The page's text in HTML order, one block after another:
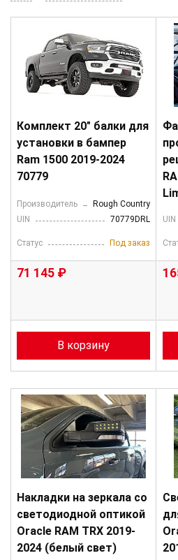
Комплект 20" балки для
установки в бампер
Ram 1500 2019-2024
70779
Производитель
Rough Country
UIN
70779DRL
Статус Под заказ
71 145 ₽
В корзину
UIN
Накладки на зеркала со
светодиодной оптикой
Oracle RAM TRX 2019-
2024 (белый свет)